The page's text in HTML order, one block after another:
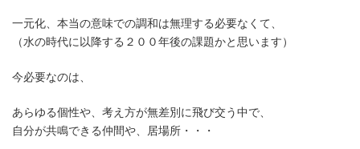
一元化、本当の意味での調和は無理する必要なくて、
（水の時代に以降する２００年後の課題かと思います）
今必要なのは、
あらゆる個性や、考え方が無差別に飛び交う中で、
自分が共鳴できる仲間や、居場所・・・